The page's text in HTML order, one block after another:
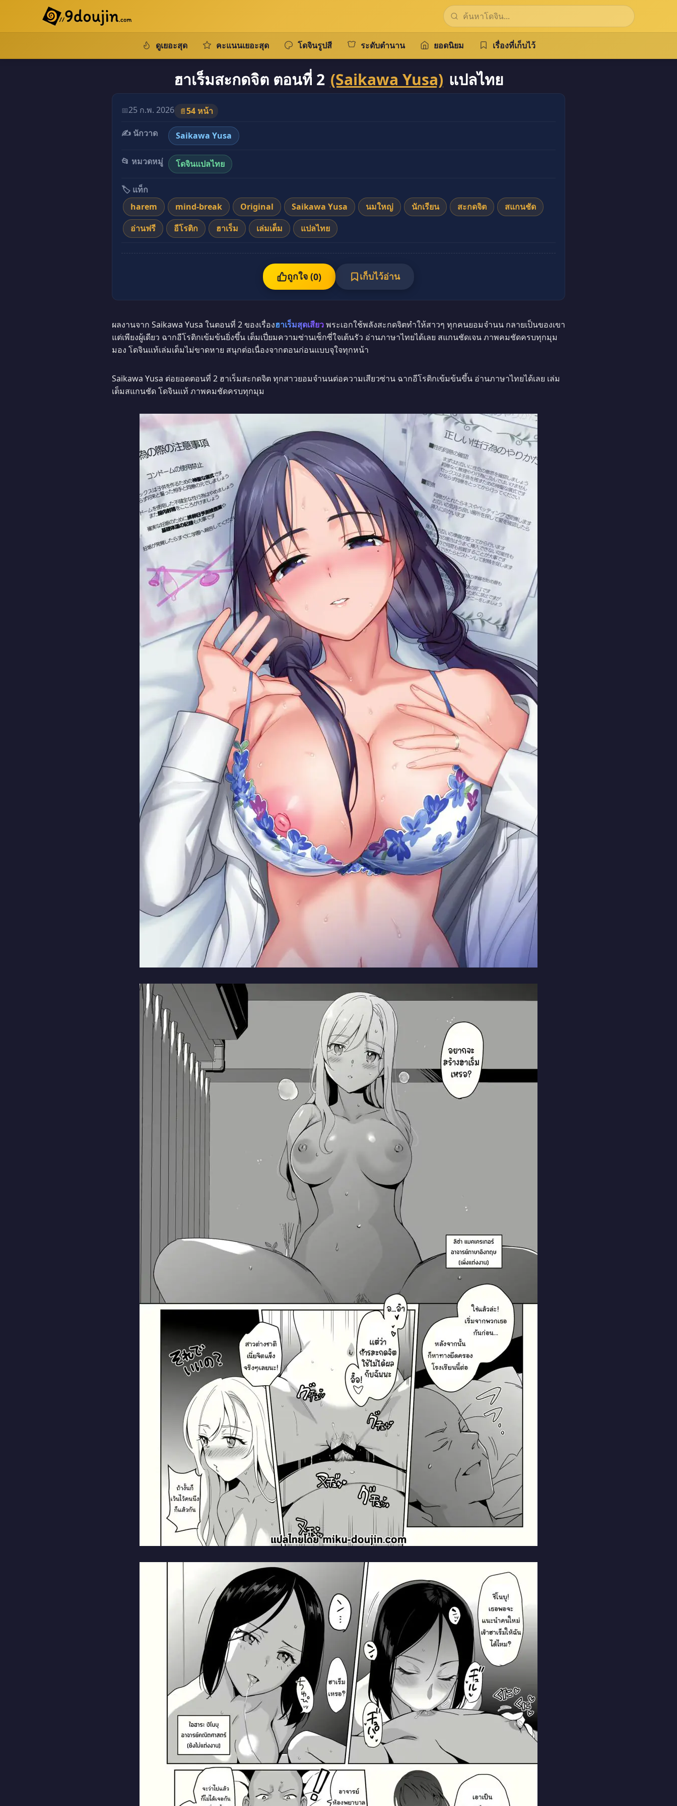
ดูเยอะสุด คะแนนเยอะสุด โดจินรูปสี ระดับตำนาน ยอดนิยม เรื่องที่เก็บไว้
ฮาเร็มสะกดจิต ตอนที่ 2 (Saikawa Yusa) แปลไทย
📅25 ก.พ. 2026 📄54 หน้า
✍️ นักวาด
Saikawa Yusa
📂 หมวดหมู่ โดจินแปลไทย
🏷️ แท็ก
harem
mind-break Original Saikawa Yusa นมใหญ่ นักเรียน สะกดจิต
สแกนชัด
อ่านฟรี
อีโรติก ฮาเร็ม เล่มเต็ม แปลไทย
ถูกใจ (0) เก็บไว้อ่าน
ผลงานจาก Saikawa Yusa ในตอนที่ 2 ของเรื่องฮาเร็มสุดเสียวพระเอกใช้พลังสะกดจิตทำให้สาวๆ ทุกคนยอมจำนน กลายเป็นของเขา
แต่เพียงผู้เดียว ฉากอีโรติกเข้มข้นยิ่งขึ้น เต็มเปี่ยมความซ่านเซ็กซี่ใจเต้นรัว อ่านภาษาไทยได้เลย สแกนชัดเจน ภาพคมชัดครบทุกมุม
มอง โดจินแท้เล่มเต็มไม่ขาดหาย สนุกต่อเนื่องจากตอนก่อนแบบจุใจทุกหน้า
Saikawa Yusa ต่อยอดตอนที่ 2 ฮาเร็มสะกดจิต ทุกสาวยอมจำนนต่อความเสียวซ่าน ฉากอีโรติกเข้มข้นขึ้น อ่านภาษาไทยได้เลย เล่ม
เต็มสแกนชัด โดจินแท้ ภาพคมชัดครบทุกมุม